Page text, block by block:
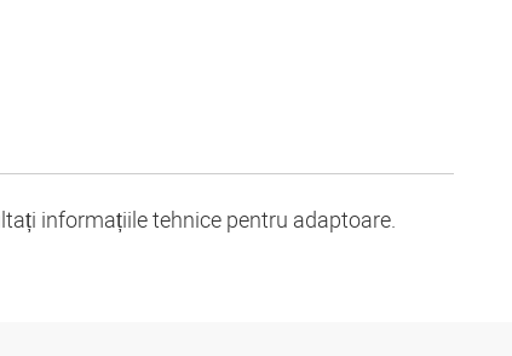
informațiile tehnice pentru adaptoare.